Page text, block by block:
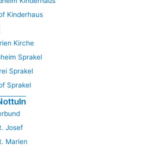
Kinderhaus
Kirche
Sprakel
Sprakel
Sprakel
Josef
Marien